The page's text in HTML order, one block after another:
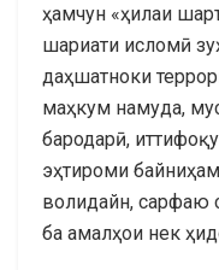
ҳамчун «ҳилаи
шариати исломӣ
даҳшатноки
маҳкум намуда,
бародарӣ,
эҳтироми
волидайн, сарфаю
ба амалҳои нек